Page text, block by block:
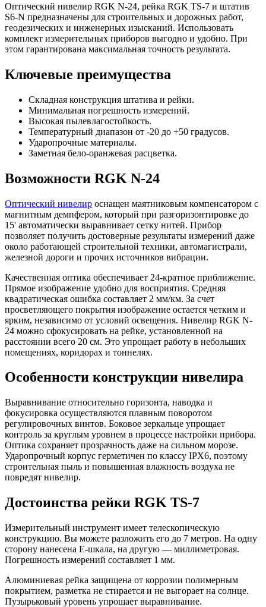
Оптический нивелир RGK N-24, рейка RGK TS-7 и штатив
S6-N предназначены для строительных и дорожных работ,
геодезических и инженерных изысканий. Использовать
комплект измерительных приборов выгодно и удобно. При
этом гарантирована максимальная точность результата.
Ключевые преимущества
Складная конструкция штатива и рейки.
Минимальная погрешность измерений.
Высокая пылевлагостойкость.
Температурный диапазон от -20 до +50 градусов.
Ударопрочные материалы.
Заметная бело-оранжевая расцветка.
Возможности RGK N-24
Оптический нивелир оснащен маятниковым компенсатором с
магнитным демпфером, который при разгоризонтировке до
15' автоматически выравнивает сетку нитей. Прибор
позволяет получить достоверные результаты измерений даже
около работающей строительной техники, автомагистрали,
железной дороги и прочих источников вибрации.
Качественная оптика обеспечивает 24-кратное приближение.
Прямое изображение удобно для восприятия. Средняя
квадратическая ошибка составляет 2 мм/км. За счет
просветляющего покрытия изображение остается четким и
ярким, независимо от условий освещения. Нивелир RGK N-
24 можно сфокусировать на рейке, установленной на
расстоянии всего 20 см. Это упрощает работу в небольших
помещениях, коридорах и тоннелях.
Особенности конструкции нивелира
Выравнивание относительно горизонта, наводка и
фокусировка осуществляются плавным поворотом
регулировочных винтов. Боковое зеркальце упрощает
контроль за круглым уровнем в процессе настройки прибора.
Оптика сохраняет прозрачность даже на сильном морозе.
Ударопрочный корпус герметичен по классу IPX6, поэтому
строительная пыль и повышенная влажность воздуха не
повредят нивелир.
Достоинства рейки RGK TS-7
Измерительный инструмент имеет телескопическую
конструкцию. Вы можете разложить его до 7 метров. На одну
сторону нанесена Е-шкала, на другую — миллиметровая.
Погрешность измерений составляет 1 мм.
Алюминиевая рейка защищена от коррозии полимерным
покрытием, разметка не стирается и не выгорает на солнце.
Пузырьковый уровень упрощает выравнивание.